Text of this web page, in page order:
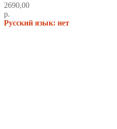
2690,00
р.
Русский язык: нет